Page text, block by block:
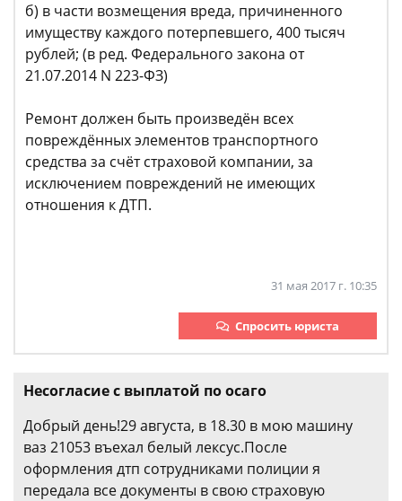
б) в части возмещения вреда, причиненного
имуществу каждого потерпевшего, 400 тысяч
рублей; (в ред. Федерального закона от
21.07.2014 N 223-ФЗ)
Ремонт должен быть произведён всех
повреждённых элементов транспортного
средства за счёт страховой компании, за
исключением повреждений не имеющих
отношения к ДТП.
31 мая 2017 г. 10:35
Спросить юриста
Несогласие с выплатой по осаго
Добрый день!29 августа, в 18.30 в мою машину
ваз 21053 въехал белый лексус.После
оформления дтп сотрудниками полиции я
передала все документы в свою страховую